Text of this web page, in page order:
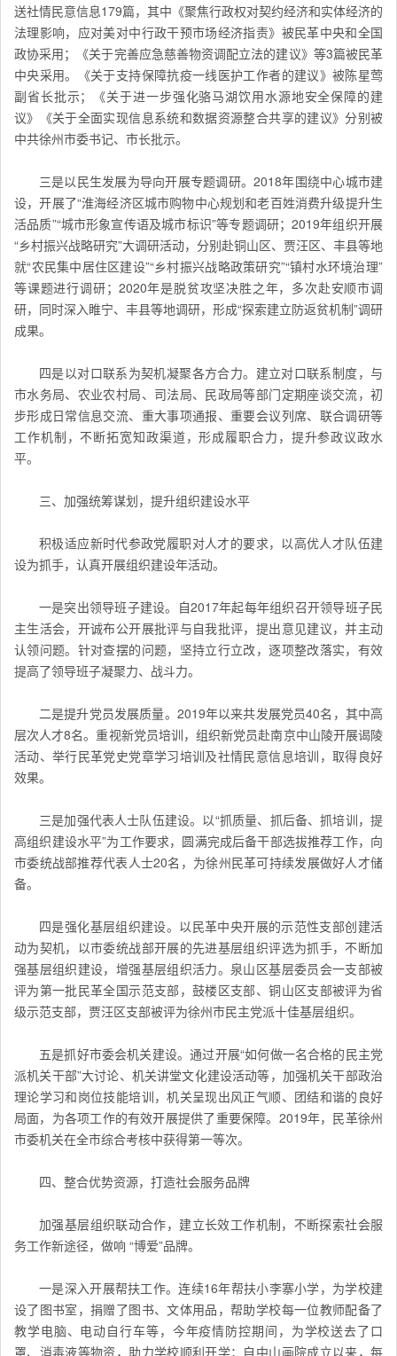
送社情民意信息179篇，其中《聚焦行政权对契约经济和实体经济的
法理影响，应对美对中行政干预市场经济指责》被民革中央和全国
政协采用；《关于完善应急慈善物资调配立法的建议》等3篇被民革
中央采用。《关于支持保障抗疫一线医护工作者的建议》被陈星莺
副省长批示；《关于进一步强化骆马湖饮用水源地安全保障的建
议》《关于全面实现信息系统和数据资源整合共享的建议》分别被
中共徐州市委书记、市长批示。
三是以民生发展为导向开展专题调研。2018年围绕中心城市建
设，开展了“淮海经济区城市购物中心规划和老百姓消费升级提升生
活品质”“城市形象宣传语及城市标识”等专题调研；2019年组织开展
“乡村振兴战略研究”大调研活动，分别赴铜山区、贾汪区、丰县等地
就“农民集中居住区建设”“乡村振兴战略政策研究”“镇村水环境治理”
等课题进行调研；2020年是脱贫攻坚决胜之年，多次赴安顺市调
研，同时深入睢宁、丰县等地调研，形成“探索建立防返贫机制”调研
成果。
四是以对口联系为契机凝聚各方合力。建立对口联系制度，与
市水务局、农业农村局、司法局、民政局等部门定期座谈交流，初
步形成日常信息交流、重大事项通报、重要会议列席、联合调研等
工作机制，不断拓宽知政渠道，形成履职合力，提升参政议政水
平。
三、加强统筹谋划，提升组织建设水平
积极适应新时代参政党履职对人才的要求，以高优人才队伍建
设为抓手，认真开展组织建设年活动。
一是突出领导班子建设。自2017年起每年组织召开领导班子民
主生活会，开诚布公开展批评与自我批评，提出意见建议，并主动
认领问题。针对查摆的问题，坚持立行立改，逐项整改落实，有效
提高了领导班子凝聚力、战斗力。
二是提升党员发展质量。2019年以来共发展党员40名，其中高
层次人才8名。重视新党员培训，组织新党员赴南京中山陵开展谒陵
活动、举行民革党史党章学习培训及社情民意信息培训，取得良好
效果。
三是加强代表人士队伍建设。以“抓质量、抓后备、抓培训，提
高组织建设水平”为工作要求，圆满完成后备干部选拔推荐工作，向
市委统战部推荐代表人士20名，为徐州民革可持续发展做好人才储
备。
四是强化基层组织建设。以民革中央开展的示范性支部创建活
动为契机，以市委统战部开展的先进基层组织评选为抓手，不断加
强基层组织建设，增强基层组织活力。泉山区基层委员会一支部被
评为第一批民革全国示范支部，鼓楼区支部、铜山区支部被评为省
级示范支部，贾汪区支部被评为徐州市民主党派十佳基层组织。
五是抓好市委会机关建设。通过开展“如何做一名合格的民主党
派机关干部”大讨论、机关讲堂文化建设活动等，加强机关干部政治
理论学习和岗位技能培训，机关呈现出风正气顺、团结和谐的良好
局面，为各项工作的有效开展提供了重要保障。2019年，民革徐州
市委机关在全市综合考核中获得第一等次。
四、整合优势资源，打造社会服务品牌
加强基层组织联动合作，建立长效工作机制，不断探索社会服
务工作新途径，做响 “博爱”品牌。
一是深入开展帮扶工作。连续16年帮扶小李寨小学，为学校建
设了图书室，捐赠了图书、文体用品，帮助学校每一位教师配备了
教学电脑、电动自行车等，今年疫情防控期间，为学校送去了口
罩、消毒液等物资，助力学校顺利开学；自中山画院成立以来，每